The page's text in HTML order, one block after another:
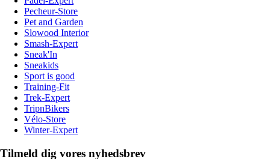
Pecheur-Store
Pet and Garden
Slowood Interior
Smash-Expert
Sneak'In
Sneakids
Sport is good
Training-Fit
Trek-Expert
TripnBikers
Vélo-Store
Winter-Expert
Tilmeld dig vores nyhedsbrev